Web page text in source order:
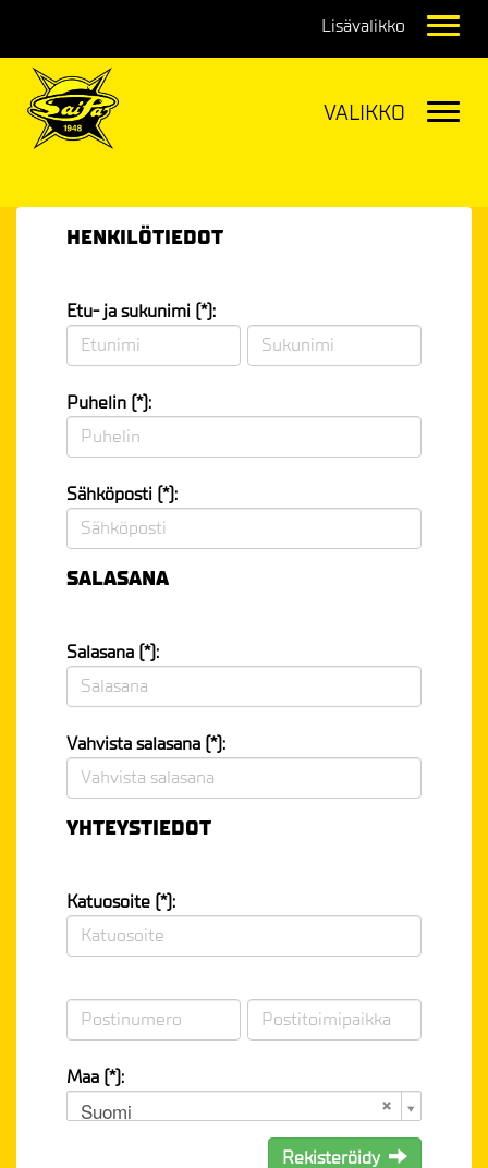
HENKILÖTIEDOT
Etu- ja sukunimi (*):
Puhelin (*):
Sähköposti (*):
SALASANA
Salasana (*):
Vahvista salasana (*):
YHTEYSTIEDOT
Katuosoite (*):
Maa (*):
Suomi
Rekisteröidy